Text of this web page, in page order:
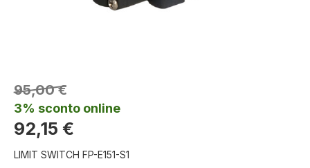
95,00 €
3% sconto online
92,15 €
LIMIT SWITCH FP-E151-S1